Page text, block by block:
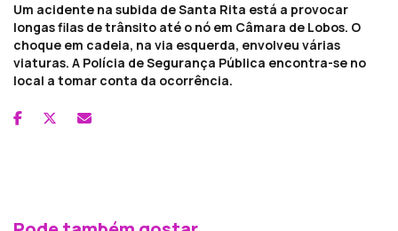
Um acidente na subida de Santa Rita está a provocar
longas filas de trânsito até o nó em Câmara de Lobos. O
choque em cadeia, na via esquerda, envolveu várias
viaturas. A Polícia de Segurança Pública encontra-se no
local a tomar conta da ocorrência.